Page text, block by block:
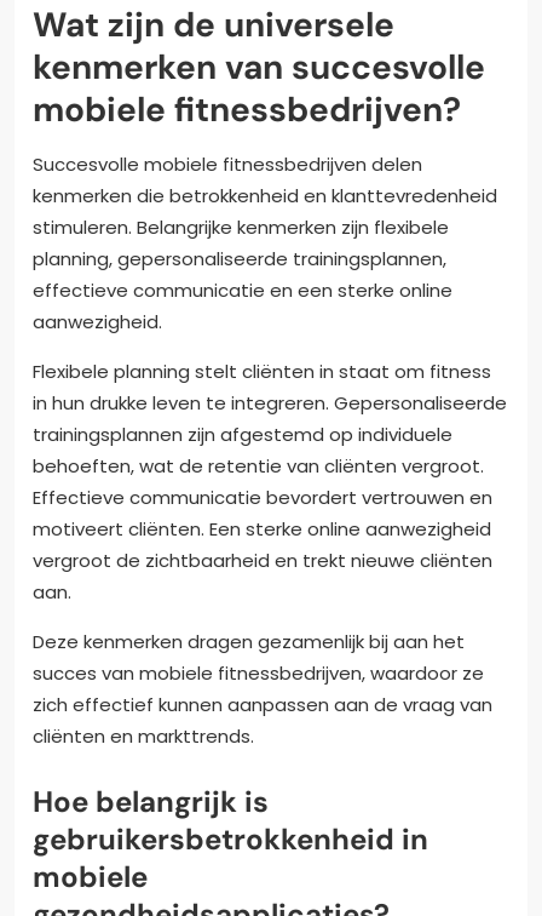
Wat zijn de universele
kenmerken van succesvolle
mobiele fitnessbedrijven?
Succesvolle mobiele fitnessbedrijven delen
kenmerken die betrokkenheid en klanttevredenheid
stimuleren. Belangrijke kenmerken zijn flexibele
planning, gepersonaliseerde trainingsplannen,
effectieve communicatie en een sterke online
aanwezigheid.
Flexibele planning stelt cliënten in staat om fitness
in hun drukke leven te integreren. Gepersonaliseerde
trainingsplannen zijn afgestemd op individuele
behoeften, wat de retentie van cliënten vergroot.
Effectieve communicatie bevordert vertrouwen en
motiveert cliënten. Een sterke online aanwezigheid
vergroot de zichtbaarheid en trekt nieuwe cliënten
aan.
Deze kenmerken dragen gezamenlijk bij aan het
succes van mobiele fitnessbedrijven, waardoor ze
zich effectief kunnen aanpassen aan de vraag van
cliënten en markttrends.
Hoe belangrijk is
gebruikersbetrokkenheid in
mobiele